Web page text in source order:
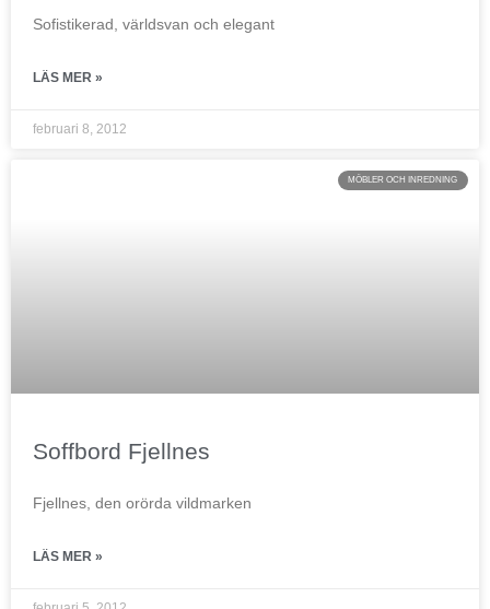
Sofistikerad, världsvan och elegant
LÄS MER »
februari 8, 2012
MÖBLER OCH INREDNING
Soffbord Fjellnes
Fjellnes, den orörda vildmarken
LÄS MER »